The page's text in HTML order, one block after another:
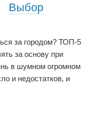
Выбор
за городом? ТОП-5
за основу при
в шумном огромном
и недостатков, и